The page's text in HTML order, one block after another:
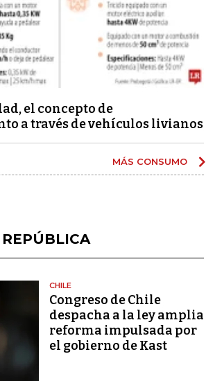
el concepto de
a través de vehículos livianos
MÁS CONSUMO
CHILE
Congreso de Chile
despacha a la ley amplia
reforma impulsada por
el gobierno de Kast